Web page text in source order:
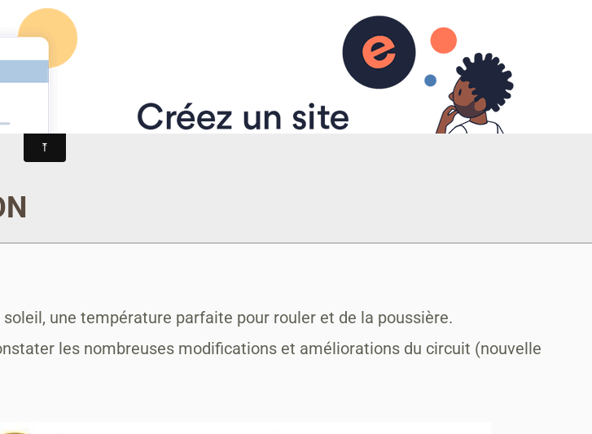
MANIFESTATIONS
une température parfaite pour rouler et de la poussière.
les nombreuses modifications et améliorations du circuit (nouvelle